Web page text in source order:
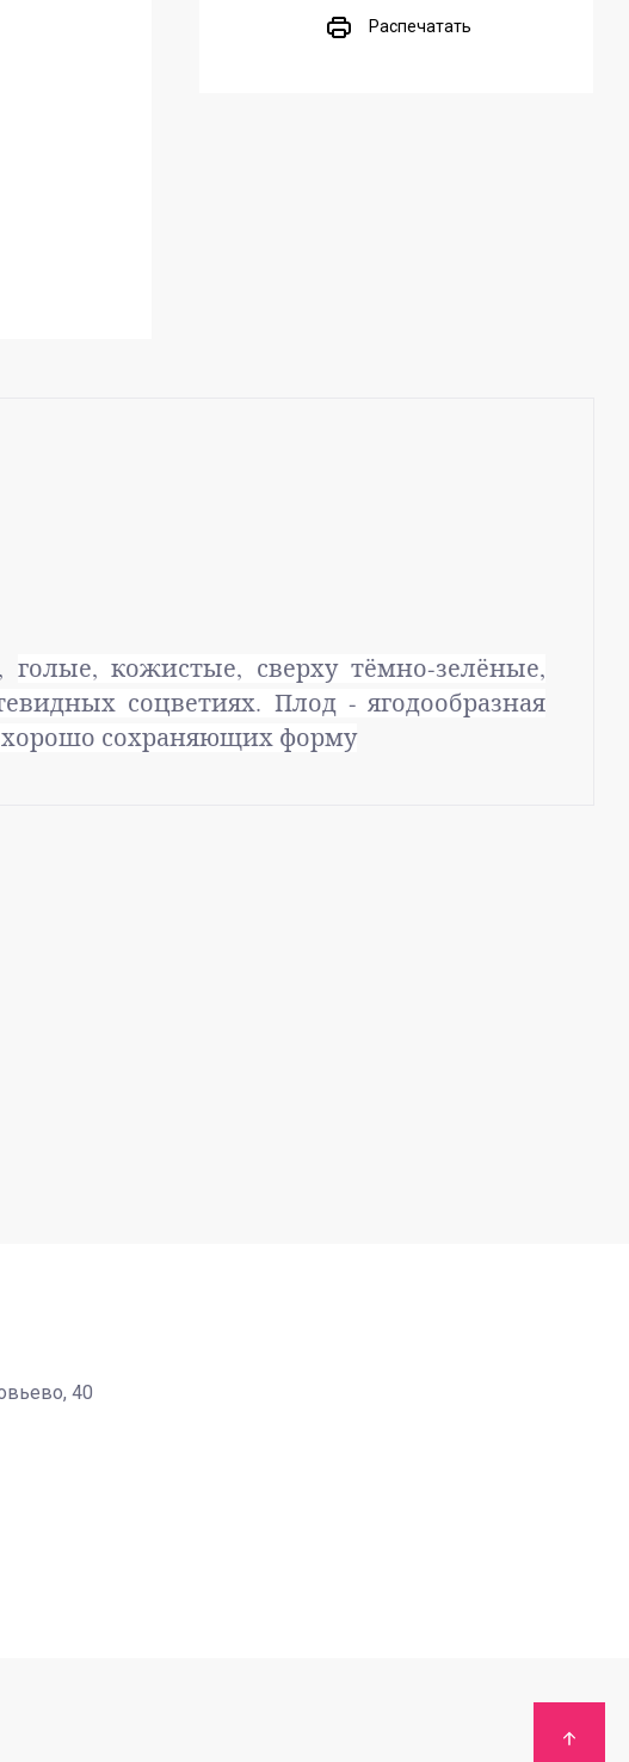
Распечатать
голые, кожистые, сверху тёмно-зелёные,
соцветиях. Плод - ягодообразная
сохраняющих форму
40